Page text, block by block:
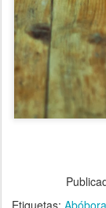
Etiquetas: Abóbora